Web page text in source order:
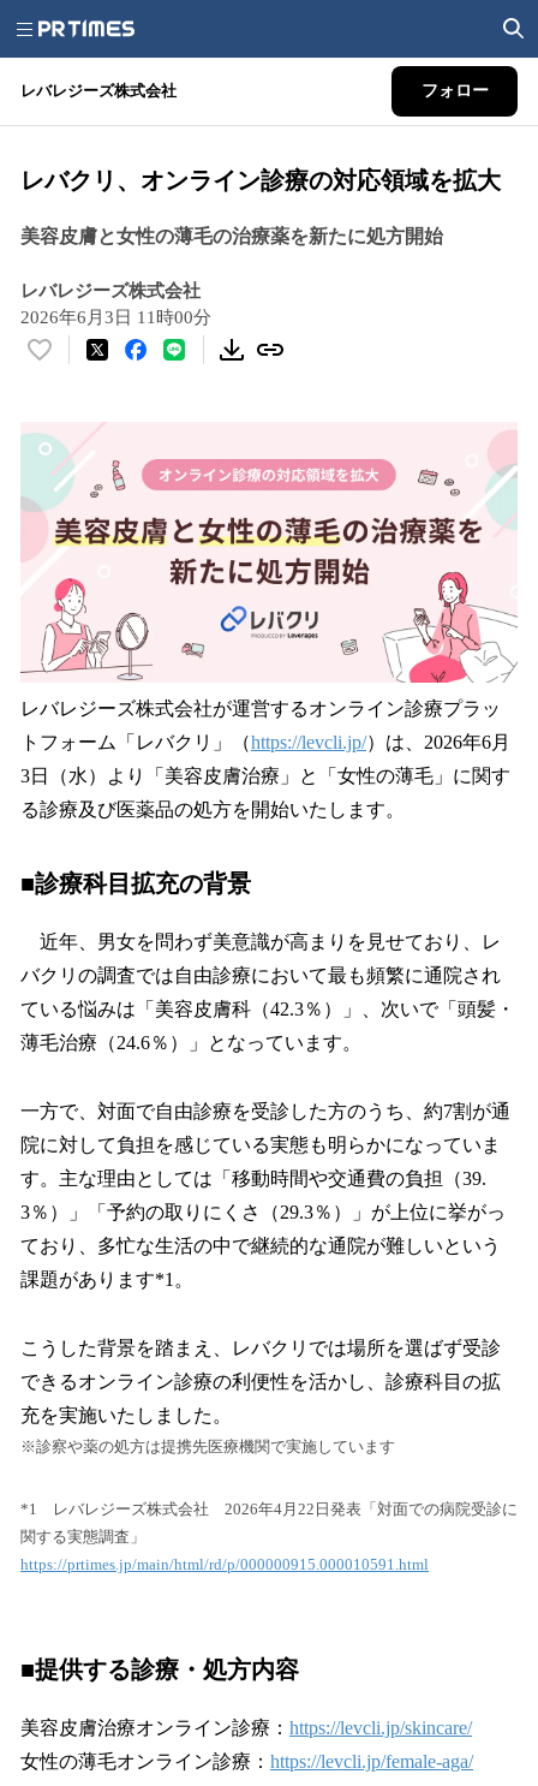
レバレジーズ株式会社 フォロー
レバクリ、オンライン診療の対応領域を拡大
美容皮膚と女性の薄毛の治療薬を新たに処方開始
レバレジーズ株式会社
2026年6月3日 11時00分
い
！
数
を
読
み
み
中
で
す
レバレジーズ株式会社が運営するオンライン診療プラッ
トフォーム「レバクリ」（https://levcli.jp/）は、2026年6月
3日（水）より「美容皮膚治療」と「女性の薄毛」に関す
る診療及び医薬品の処方を開始いたします。
■診療科目拡充の背景
近年、男女を問わず美意識が高まりを見せており、レ
バクリの調査では自由診療において最も頻繁に通院され
ている悩みは「美容皮膚科（42.3％）」、次いで「頭髪・
薄毛治療（24.6％）」となっています。
一方で、対面で自由診療を受診した方のうち、約7割が通
院に対して負担を感じている実態も明らかになっていま
す。主な理由としては「移動時間や交通費の負担（39.
3％）」「予約の取りにくさ（29.3％）」が上位に挙がっ
ており、多忙な生活の中で継続的な通院が難しいという
課題があります*1。
こうした背景を踏まえ、レバクリでは場所を選ばず受診
できるオンライン診療の利便性を活かし、診療科目の拡
充を実施いたしました。
※診察や薬の処方は提携先医療機関で実施しています
*1 レバレジーズ株式会社 2026年4月22日発表「対面での病院受診に
関する実態調査」
https://prtimes.jp/main/html/rd/p/000000915.000010591.html
■提供する診療・処方内容
美容皮膚治療オンライン診療： https://levcli.jp/skincare/
女性の薄毛オンライン診療： https://levcli.jp/female-aga/